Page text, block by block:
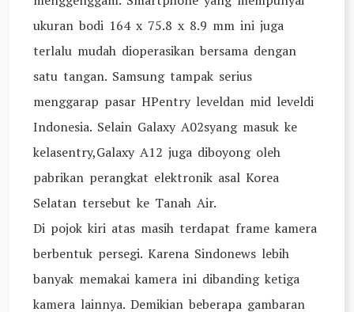
ukuran bodi 164 x 75.8 x 8.9 mm ini juga
terlalu mudah dioperasikan bersama dengan
satu tangan. Samsung tampak serius
menggarap pasar HPentry leveldan mid leveldi
Indonesia. Selain Galaxy A02syang masuk ke
kelasentry,Galaxy A12 juga diboyong oleh
pabrikan perangkat elektronik asal Korea
Selatan tersebut ke Tanah Air.
Di pojok kiri atas masih terdapat frame kamera
berbentuk persegi. Karena Sindonews lebih
banyak memakai kamera ini dibanding ketiga
kamera lainnya. Demikian beberapa gambaran